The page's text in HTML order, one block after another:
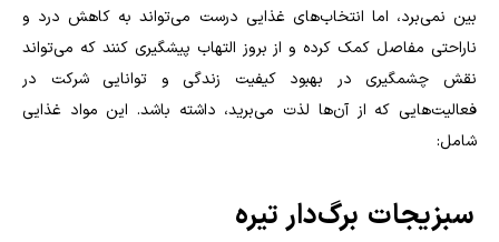
بین نمی‌برد، اما انتخاب‌های غذایی درست می‌تواند به کاهش درد و
ناراحتی مفاصل کمک کرده و از بروز التهاب پیشگیری کنند که می‌تواند
نقش چشمگیری در بهبود کیفیت زندگی و توانایی شرکت در
فعالیت‌هایی که از آن‌ها لذت می‌برید، داشته باشد. این مواد غذایی
شامل:
سبزیجات برگ‌دار تیره